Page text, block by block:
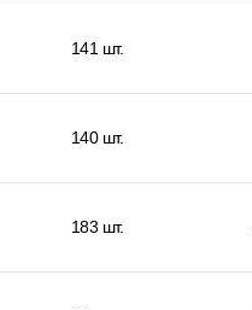
141 шт.
140 шт.
183 шт.